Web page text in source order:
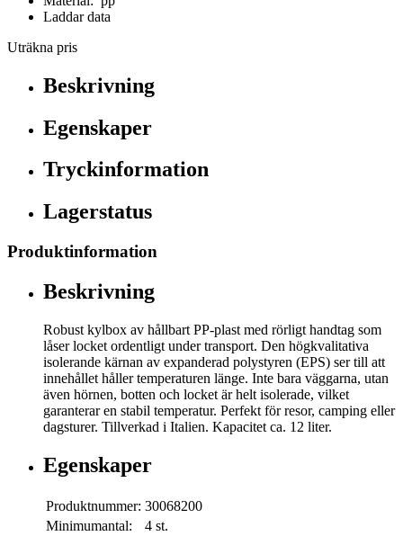
Laddar data
Uträkna pris
Beskrivning
Egenskaper
Tryckinformation
Lagerstatus
Produktinformation
Beskrivning
Robust kylbox av hållbart PP-plast med rörligt handtag som
låser locket ordentligt under transport. Den högkvalitativa
isolerande kärnan av expanderad polystyren (EPS) ser till att
innehållet håller temperaturen länge. Inte bara väggarna, utan
även hörnen, botten och locket är helt isolerade, vilket
garanterar en stabil temperatur. Perfekt för resor, camping eller
dagsturer. Tillverkad i Italien. Kapacitet ca. 12 liter.
Egenskaper
Produktnummer: 30068200
Minimumantal:
4 st.